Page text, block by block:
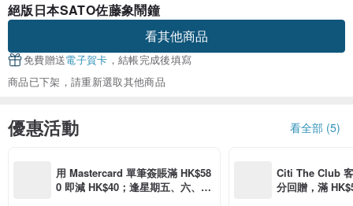
絕版日本SATO佐藤象鬧鐘
看其他商品
免費贈送電子賀卡 ，結帳完成後填寫
商品已下架，請重新選取其他商品
優惠活動 看全部 (5)
用 Mastercard 單筆簽賬滿 HK$58
0 即減 HK$40；逢星期五、六、日
Citi The Club
分回贈，滿